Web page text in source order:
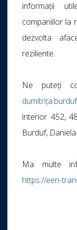
informații
companiilor la
dezvolta
reziliente.
Ne puteți
interior 452,
Burduf,
Ma multe
https://een-